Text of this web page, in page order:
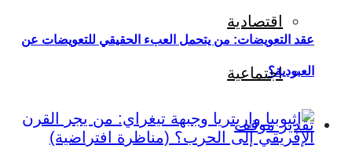
اقتصادية
اجتماعية
تقدير موقف
عقد التعويضات: من يتحمل العبء الحقيقي للتعويضات عن
العبودية؟